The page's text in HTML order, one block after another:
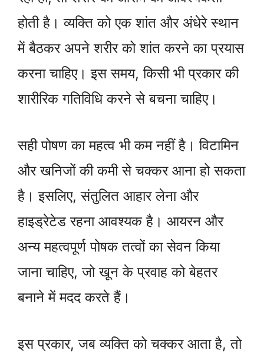
होती है। व्यक्ति को एक शांत और अंधेरे स्थान
में बैठकर अपने शरीर को शांत करने का प्रयास
करना चाहिए। इस समय, किसी भी प्रकार की
शारीरिक गतिविधि करने से बचना चाहिए।
सही पोषण का महत्व भी कम नहीं है। विटामिन
और खनिजों की कमी से चक्कर आना हो सकता
है। इसलिए, संतुलित आहार लेना और
हाइड्रेटेड रहना आवश्यक है। आयरन और
अन्य महत्वपूर्ण पोषक तत्वों का सेवन किया
जाना चाहिए, जो खून के प्रवाह को बेहतर
बनाने में मदद करते हैं।
इस प्रकार, जब व्यक्ति को चक्कर आता है, तो